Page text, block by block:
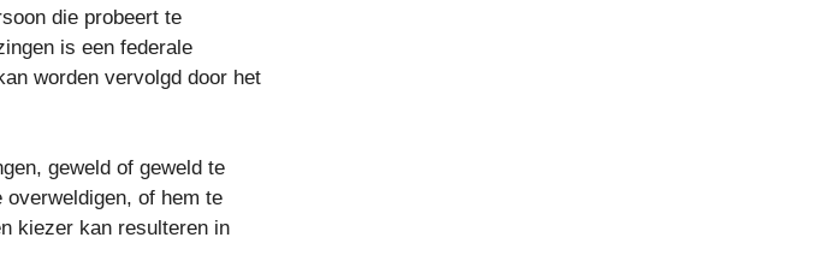
die probeert te
is een federale
worden vervolgd door het
geweld of geweld te
of hem te
kiezer kan resulteren in